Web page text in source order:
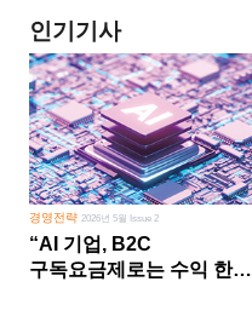
인기기사
경영전략 2026년 5월 Issue 2
“AI 기업, B2C
구독요금제로는 수익 한계